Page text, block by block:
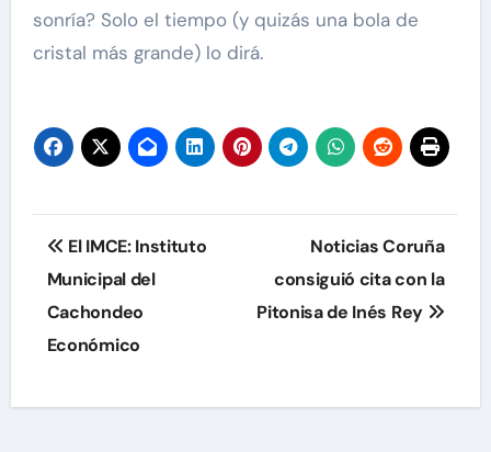
sonría? Solo el tiempo (y quizás una bola de
cristal más grande) lo dirá.
Navegación
de
entradas
El IMCE: Instituto
Municipal del
Cachondeo
Económico
Noticias Coruña
consiguió cita con la
Pitonisa de Inés Rey